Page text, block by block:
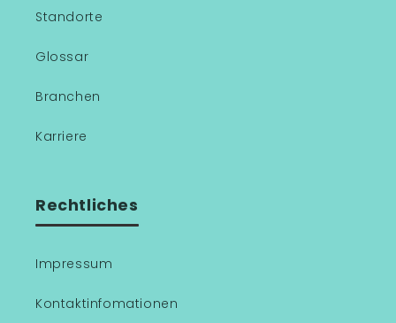
Standorte
Glossar
Branchen
Karriere
Rechtliches
Impressum
Kontaktinfomationen